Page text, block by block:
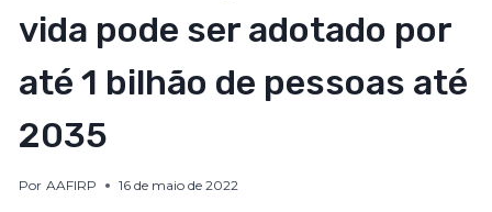
vida pode ser adotado por
até 1 bilhão de pessoas até
2035
Por AAFIRP 16 de maio de 2022